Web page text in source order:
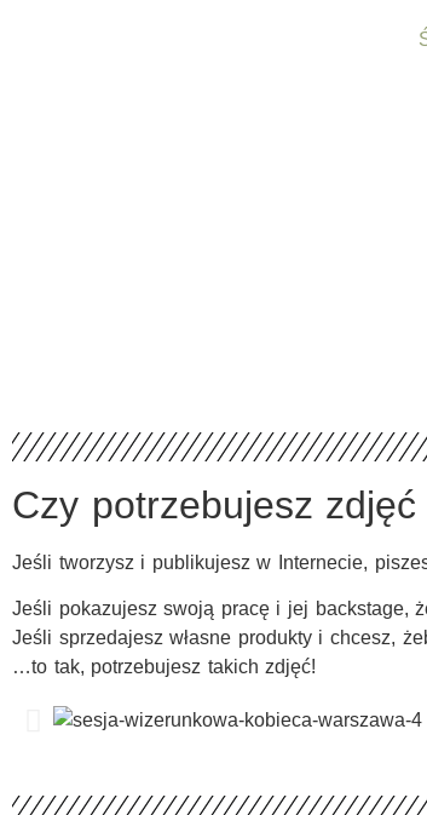
Czy potrzebujesz
Jeśli tworzysz i publikujesz w Internecie,
Jeśli pokazujesz swoją pracę i jej backstage,
Jeśli sprzedajesz własne produkty i chcesz,
…to tak, potrzebujesz takich zdjęć!